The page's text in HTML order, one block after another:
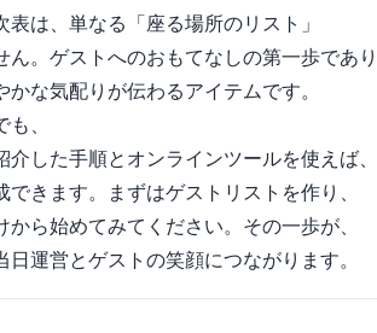
表は、単なる「座る場所のリスト」
ん。ゲストへのおもてなしの第一歩であ
かな気配りが伝わるアイテムです。
、
介した手順とオンラインツールを使えば、
できます。まずはゲストリストを作り、
から始めてみてください。その一歩が、
日運営とゲストの笑顔につながります。